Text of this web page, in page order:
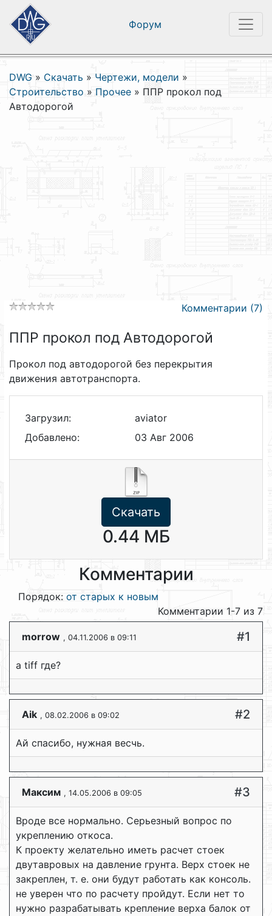
Форум
DWG » Скачать » Чертежи, модели »
Строительство » Прочее » ППР прокол под
Автодорогой
Комментарии (7)
ППР прокол под Автодорогой
Прокол под автодорогой без перекрытия
движения автотранспорта.
Загрузил:
aviator
Добавлено:
03 Авг 2006
Скачать
0.44 МБ
Комментарии
Порядок: от старых к новым
Комментарии 1-7 из 7
morrow , 04.11.2006 в 09:11 #1
а tiff где?
Aik , 08.02.2006 в 09:02 #2
Ай спасибо, нужная весчь.
Максим , 14.05.2006 в 09:05 #3
Вроде все нормально. Серьезный вопрос по
укреплению откоса.
К проекту желательно иметь расчет стоек
двутавровых на давление грунта. Верх стоек не
закреплен, т. е. они будут работать как консоль.
не уверен что по расчету пройдут. Если нет то
нужно разрабатывать крепление верха балок от